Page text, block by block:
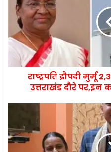
राष्ट्रपति द्रौपदी
उत्तराखंड दौरे पर,इन